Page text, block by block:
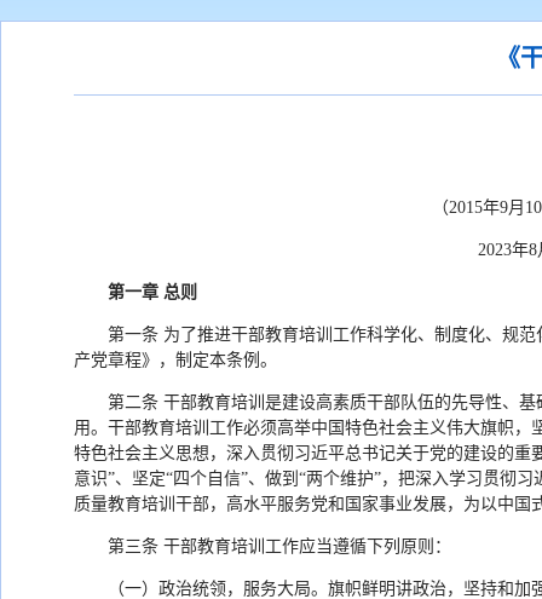
《
（2015年9月
2023年
第一章 总则
第一条 为了推进干部教育培训工作科学化、制度化、规
产党章程》，制定本条例。
第二条 干部教育培训是建设高素质干部队伍的先导性、
用。干部教育培训工作必须高举中国特色社会主义伟大旗帜
特色社会主义思想，深入贯彻习近平总书记关于党的建设的
意识”、坚定“四个自信”、做到“两个维护”，把深入学习贯彻
质量教育培训干部，高水平服务党和国家事业发展，为以中
第三条 干部教育培训工作应当遵循下列原则：
（一）政治统领，服务大局。旗帜鲜明讲政治，坚持和